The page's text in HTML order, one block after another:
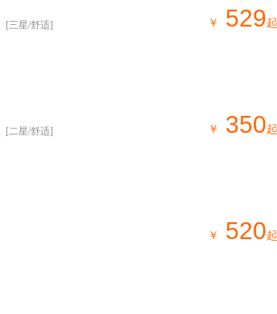
[三星/舒适]
￥ 529起
[二星/舒适]
￥ 350起
￥ 520起